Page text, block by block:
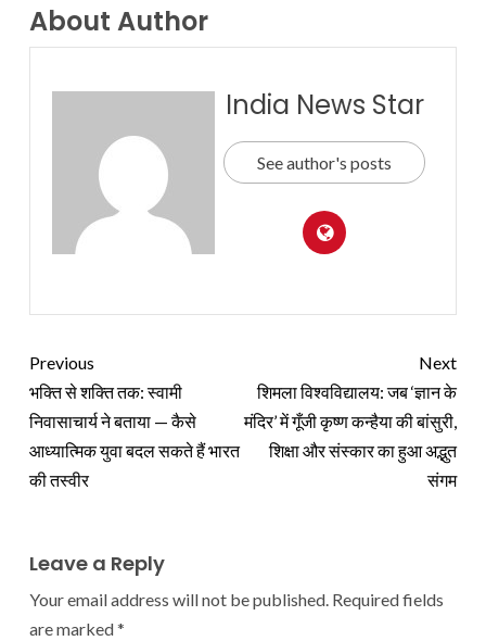
About Author
India News Star
See author's posts
Previous
भक्ति से शक्ति तक: स्वामी
निवासाचार्य ने बताया — कैसे
आध्यात्मिक युवा बदल सकते हैं भारत
की तस्वीर
Next
शिमला विश्वविद्यालय: जब ‘ज्ञान के
मंदिर’ में गूँजी कृष्ण कन्हैया की बांसुरी,
शिक्षा और संस्कार का हुआ अद्भुत
संगम
Leave a Reply
Your email address will not be published. Required fields
are marked*